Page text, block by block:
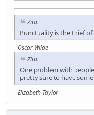
Zitat
Punctuality is the thief of
- Oscar Wilde
Zitat
One problem with
pretty sure to have
-Elizabeth Taylor